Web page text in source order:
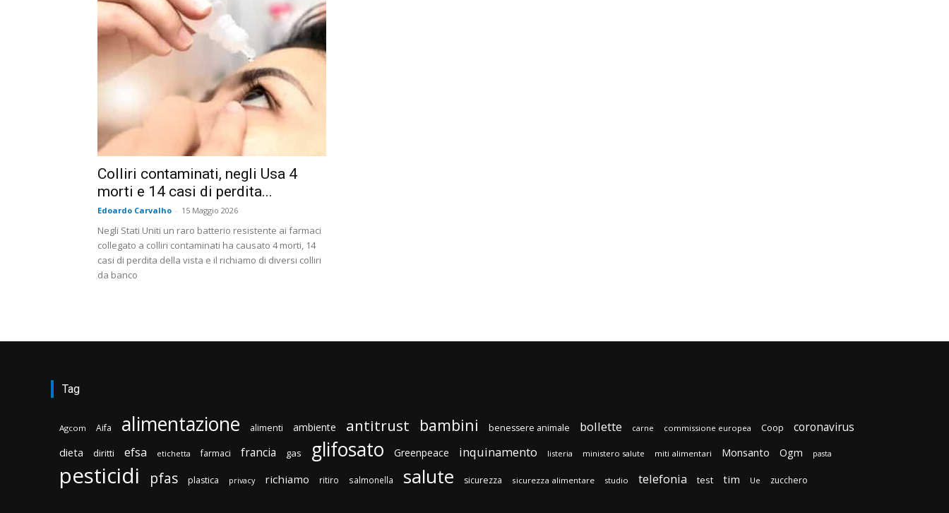
Colliri contaminati, negli Usa 4
morti e 14 casi di perdita...
Edoardo Carvalho - 15 Maggio 2026
Negli Stati Uniti un raro batterio resistente ai farmaci
collegato a colliri contaminati ha causato 4 morti, 14
casi di perdita della vista e il richiamo di diversi colliri
da banco
Tag
Agcom Aifa alimentazione alimenti ambiente antitrust bambini benessere animale bollette carne commissione europea Coop coronavirus
dieta diritti efsa etichetta farmaci francia gas glifosato Greenpeace inquinamento listeria ministero salute miti alimentari Monsanto Ogm pasta
pesticidi pfas plastica privacy richiamo ritiro salmonella salute sicurezza sicurezza alimentare studio telefonia test tim Ue zucchero